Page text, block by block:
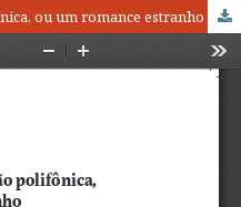
ou um romance estranho